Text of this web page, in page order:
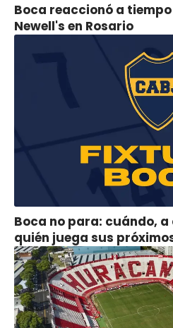
Boca reaccionó a
Newell's en Rosario
Boca no para: cuándo,
quién juega sus